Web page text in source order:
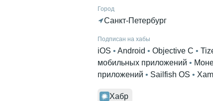
Город
Санкт-Петербург
Подписан на хабы
iOS • Android • Objective C •
мобильных приложений •
приложений • Sailfish OS •
Хабр